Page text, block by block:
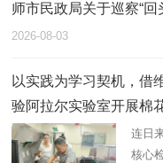
师市民政局关于巡察“
2026-08-03
以实践为学习契机，
验阿拉尔实验室开展棉
连日
核心